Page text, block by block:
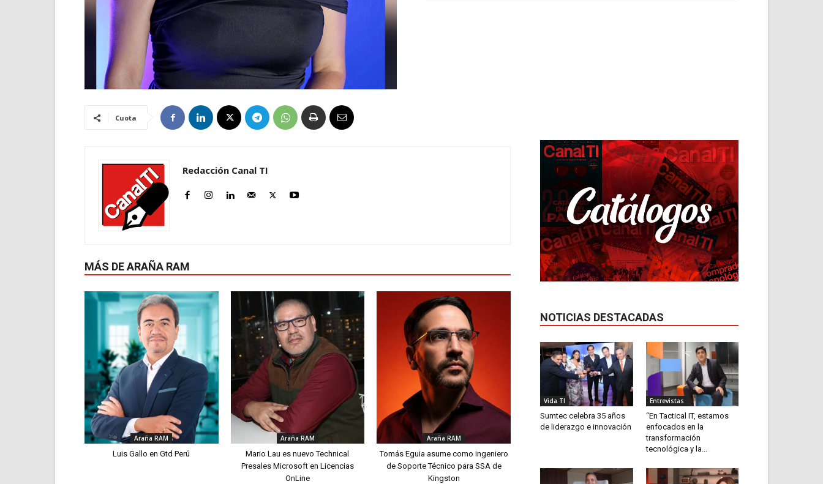
Cuota
Redacción Canal TI
MÁS DE ARAÑA RAM
Araña RAM
Luis Gallo en Gtd Perú
Araña RAM
Mario Lau es nuevo Technical
Presales Microsoft en Licencias
OnLine
Araña RAM
Tomás Eguia asume como ingeniero
de Soporte Técnico para SSA de
Kingston
NOTICIAS DESTACADAS
Vida TI
Sumtec celebra 35 años
de liderazgo e innovación
Entrevistas
“En Tactical IT, estamos
enfocados en la
transformación
tecnológica y la...